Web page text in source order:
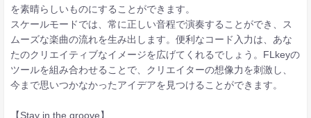
を素晴らしいものにすることができます。
スケールモードでは、常に正しい音程で演奏することができ、ス
ムーズな楽曲の流れを生み出します。便利なコード入力は、あな
たのクリエイティブなイメージを広げてくれるでしょう。FLkeyの
ツールを組み合わせることで、クリエイターの想像力を刺激し、
今まで思いつかなかったアイデアを見つけることができます。
【Stay in the groove】